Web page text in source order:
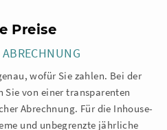
Preise
wofür Sie zahlen. Bei der
von einer transparenten
Abrechnung. Für die Inhouse-
und unbegrenzte jährliche